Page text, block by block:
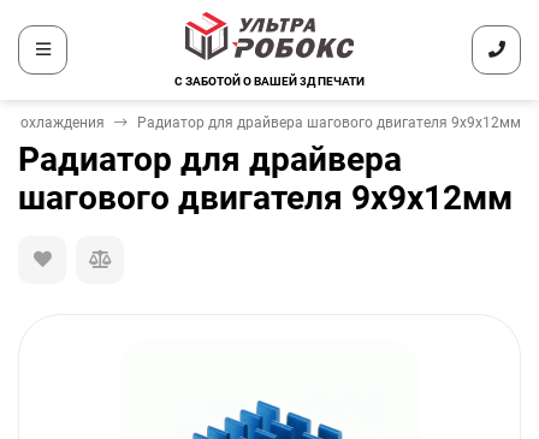
С ЗАБОТОЙ О ВАШЕЙ 3Д ПЕЧАТИ
охлаждения Радиатор для драйвера шагового двигателя 9х9х12мм
Радиатор для драйвера
шагового двигателя 9х9х12мм